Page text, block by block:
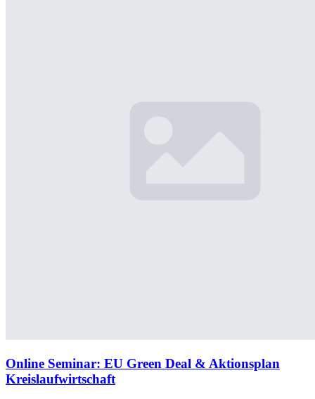
Online Seminar: EU Green Deal & Aktionsplan
Kreislaufwirtschaft